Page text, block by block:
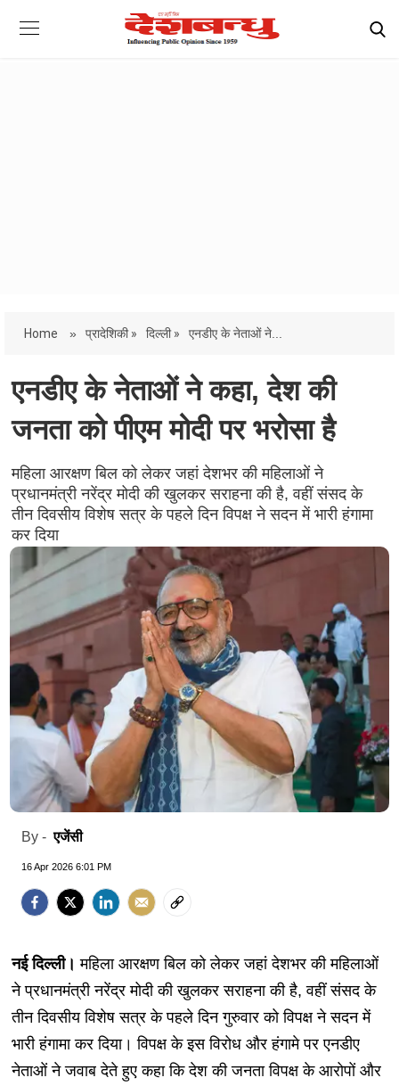
Home » प्रादेशिकी » दिल्ली » एनडीए के नेताओं ने...
एनडीए के नेताओं ने कहा, देश की
जनता को पीएम मोदी पर भरोसा है
महिला आरक्षण बिल को लेकर जहां देशभर की महिलाओं ने
प्रधानमंत्री नरेंद्र मोदी की खुलकर सराहना की है, वहीं संसद के
तीन दिवसीय विशेष सत्र के पहले दिन विपक्ष ने सदन में भारी हंगामा
कर दिया
By -एजेंसी
16 Apr 2026 6:01 PM
नई दिल्ली। महिला आरक्षण बिल को लेकर जहां देशभर की महिलाओं
ने प्रधानमंत्री नरेंद्र मोदी की खुलकर सराहना की है, वहीं संसद के
तीन दिवसीय विशेष सत्र के पहले दिन गुरुवार को विपक्ष ने सदन में
भारी हंगामा कर दिया। विपक्ष के इस विरोध और हंगामे पर एनडीए
नेताओं ने जवाब देते हुए कहा कि देश की जनता विपक्ष के आरोपों और